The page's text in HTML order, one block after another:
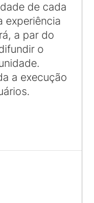
de cada
experiência
a par do
o
a execução